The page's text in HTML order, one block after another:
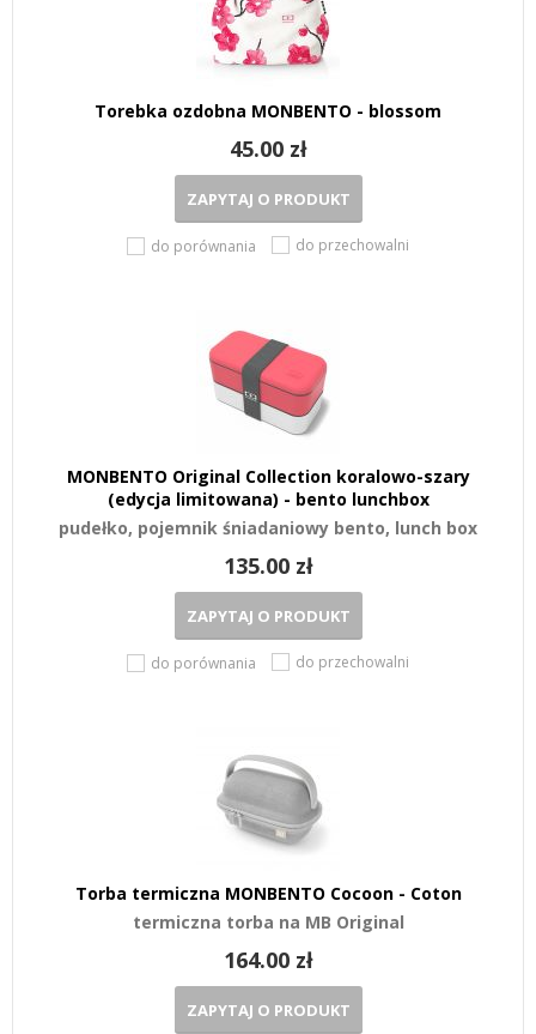
Torebka ozdobna MONBENTO - blossom
45.00 zł
ZAPYTAJ O PRODUKT
do porównania do przechowalni
MONBENTO Original Collection koralowo-szary
(edycja limitowana) - bento lunchbox
pudełko, pojemnik śniadaniowy bento, lunch box
135.00 zł
ZAPYTAJ O PRODUKT
do porównania do przechowalni
Torba termiczna MONBENTO Cocoon - Coton
termiczna torba na MB Original
164.00 zł
ZAPYTAJ O PRODUKT